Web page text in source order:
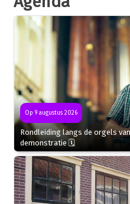
Op 9 augustus 2026
Rondleiding langs de orgels
demonstratie 🗓